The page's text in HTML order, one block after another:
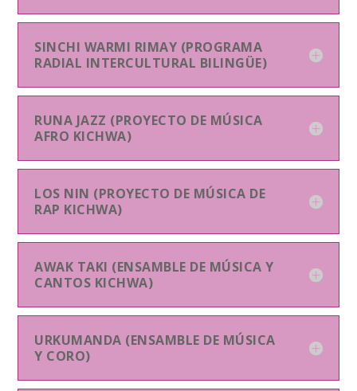
SINCHI WARMI RIMAY (PROGRAMA
RADIAL INTERCULTURAL BILINGÜE)
RUNA JAZZ (PROYECTO DE MÚSICA
AFRO KICHWA)
LOS NIN (PROYECTO DE MÚSICA DE
RAP KICHWA)
AWAK TAKI (ENSAMBLE DE MÚSICA Y
CANTOS KICHWA)
URKUMANDA (ENSAMBLE DE MÚSICA
Y CORO)